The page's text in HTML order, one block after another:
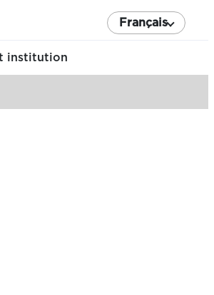
Français
institution